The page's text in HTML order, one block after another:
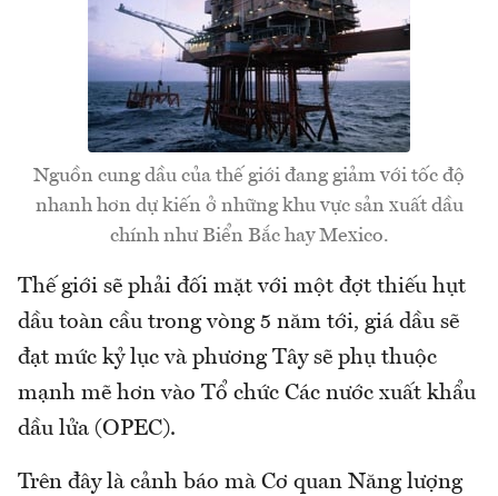
Nguồn cung dầu của thế giới đang giảm với tốc độ
nhanh hơn dự kiến ở những khu vực sản xuất dầu
chính như Biển Bắc hay Mexico.
Thế giới sẽ phải đối mặt với một đợt thiếu hụt
dầu toàn cầu trong vòng 5 năm tới, giá dầu sẽ
đạt mức kỷ lục và phương Tây sẽ phụ thuộc
mạnh mẽ hơn vào Tổ chức Các nước xuất khẩu
dầu lửa (OPEC).
Trên đây là cảnh báo mà Cơ quan Năng lượng